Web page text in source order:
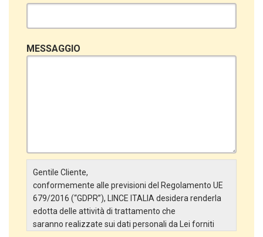
MESSAGGIO
Gentile Cliente,
conformemente alle previsioni del Regolamento UE
679/2016 (“GDPR”), LINCE ITALIA desidera renderla
edotta delle attività di trattamento che
saranno realizzate sui dati personali da Lei forniti